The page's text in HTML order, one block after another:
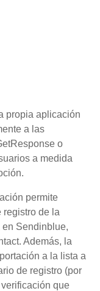
propia aplicación
a las
o
a medida
permite
registro de la
Sendinblue,
Además, la
a la lista a
de registro (por
que